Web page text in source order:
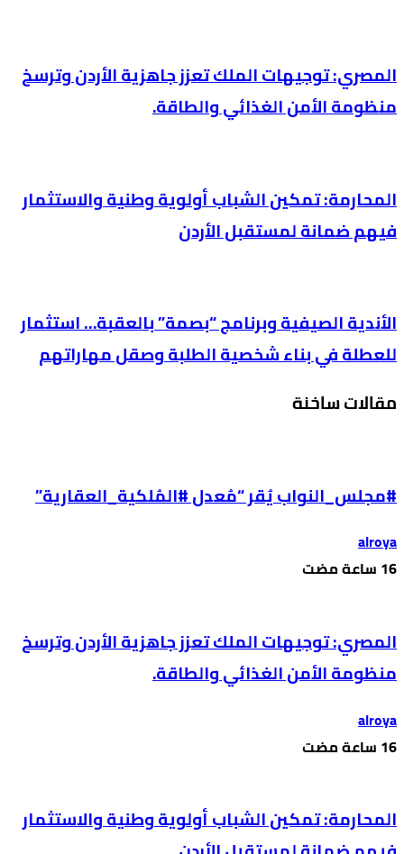
المصري: توجيهات الملك تعزز جاهزية الأردن وترسخ
منظومة الأمن الغذائي والطاقة.
المحارمة: تمكين الشباب أولوية وطنية والاستثمار
فيهم ضمانة لمستقبل الأردن
الأندية الصيفية وبرنامج “بصمة” بالعقبة… استثمار
للعطلة في بناء شخصية الطلبة وصقل مهاراتهم
مقالات ساخنة
#مجلس_النواب يُقر “مُعدل #المُلكية_العقارية”
alroya
المصري: توجيهات الملك تعزز جاهزية الأردن وترسخ
منظومة الأمن الغذائي والطاقة.
alroya
المحارمة: تمكين الشباب أولوية وطنية والاستثمار